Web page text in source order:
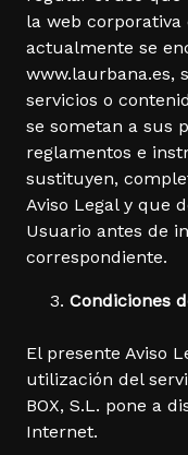
la web corporativa
actualmente se
www.laurbana.es,
servicios o
se sometan a sus
reglamentos e
sustituyen,
Aviso Legal y que
Usuario antes de
correspondiente.
Condiciones
El presente Aviso
utilización del
BOX, S.L. pone a
Internet.